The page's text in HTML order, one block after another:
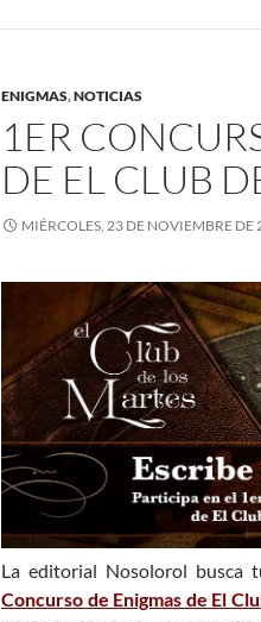
ENIGMAS,NOTICIAS
1ER
DE EL CLUB
MIÉRCOLES, 23 DE NOVIEMBRE DE
La editorial Nosolorol busca
Concurso de Enigmas de El